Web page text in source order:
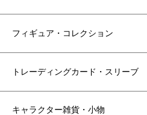
フィギュア・コレクション
トレーディングカード・スリーブ
キャラクター雑貨・小物